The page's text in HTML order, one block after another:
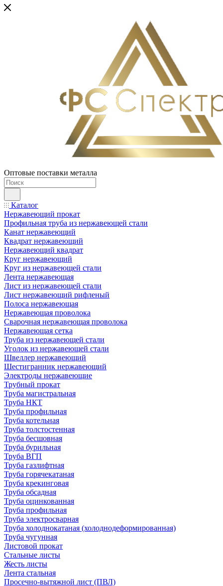
Оптовые поставки металла
Каталог
Нержавеющий прокат
Профильная труба из нержавеющей стали
Канат нержавеющий
Квадрат нержавеющий
Нержавеющий квадрат
Круг нержавеющий
Круг из нержавеющей стали
Лента нержавеющая
Лист из нержавеющей стали
Лист нержавеющий рифленый
Полоса нержавеющая
Нержавеющая проволока
Сварочная нержавеющая проволока
Нержавеющая сетка
Труба из нержавеющей стали
Уголок из нержавеющей стали
Швеллер нержавеющий
Шестигранник нержавеющий
Электроды нержавеющие
Трубный прокат
Труба магистральная
Труба НКТ
Труба профильная
Труба котельная
Труба толстостенная
Труба бесшовная
Труба бурильная
Труба ВГП
Труба газлифтная
Труба горячекатаная
Труба крекинговая
Труба обсадная
Труба оцинкованная
Труба профильная
Труба электросварная
Труба холоднокатаная (холоднодеформированная)
Труба чугунная
Листовой прокат
Стальные листы
Жесть листы
Лента стальная
Просечно-вытяжной лист (ПВЛ)